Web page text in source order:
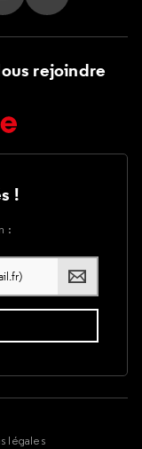
X sur LinkedIn
Suivez nous sur
Suivez nous
rejoindre
!
:
légales